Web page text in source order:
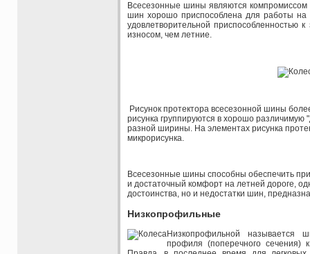
Всесезонные шины являются
шин хорошо приспособлена для работы на
удовлетворительной приспособленностью
износом, чем летние.
Рисунок протектора всесезонной шины
рисунка группируются в хорошо различимую
разной ширины. На элементах рисунка
микрорисунка.
Всесезонные шины способны обеспечить
и достаточный комфорт на летней дороге,
достоинства, но и недостатки шин,
Низкопрофильные
Низкопрофильной называется
профиля (поперечного сечения)